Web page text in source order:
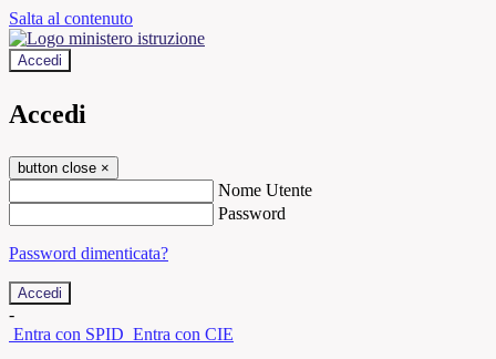
Salta al contenuto
Accedi
Accedi
button close ×
Nome Utente
Password
Password dimenticata?
-
Entra con SPID Entra con CIE